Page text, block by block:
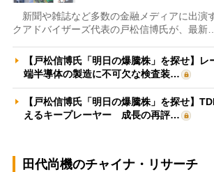
新聞や雑誌など多数の金融メディアに出演
クアドバイザーズ代表の戸松信博氏が、最新…
【戸松信博氏「明日の爆騰株」を探せ】
端半導体の製造に不可欠な検査装…
【戸松信博氏「明日の爆騰株」を探せ】
えるキープレーヤー 成長の再評…
田代尚機のチャイナ・リサーチ